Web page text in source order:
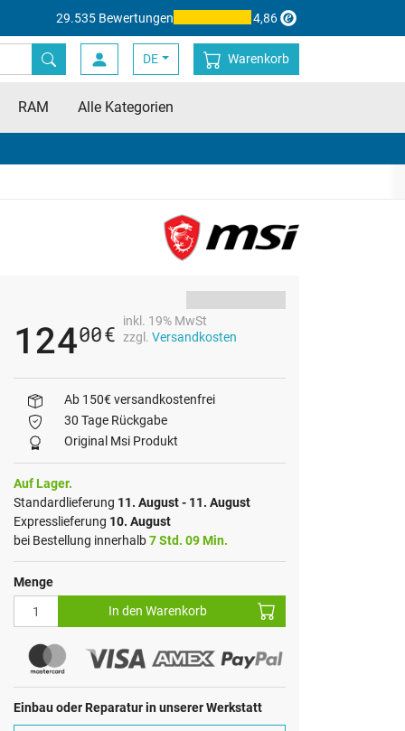
29.535 Bewertungen 4,86
DE Warenkorb
RAM Alle Kategorien
12400€
inkl. 19% MwSt
zzgl. Versandkosten
Ab 150€ versandkostenfrei
30 Tage Rückgabe
Original Msi Produkt
Auf Lager.
Standardlieferung 11. August - 11. August
Expresslieferung 10. August
bei Bestellung innerhalb7 Std. 09 Min.
Menge
In den Warenkorb
Einbau oder Reparatur in unserer Werkstatt